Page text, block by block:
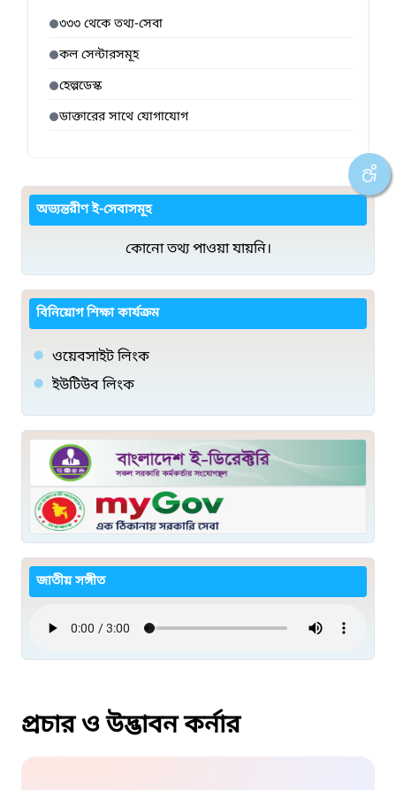
৩৩৩ থেকে তথ্য-সেবা
কল সেন্টারসমূহ
হেল্পডেস্ক
ডাক্তারের সাথে যোগাযোগ
অভ্যন্তরীণ ই-সেবাসমূহ
কোনো তথ্য পাওয়া যায়নি।
বিনিয়োগ শিক্ষা কার্যক্রম
ওয়েবসাইট লিংক
ইউটিউব লিংক
জাতীয় সঙ্গীত
প্রচার ও উদ্ভাবন কর্নার